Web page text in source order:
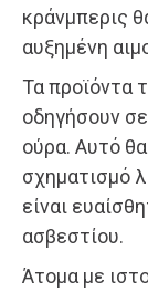
κράνμπερις
αυξημένη
Τα προϊόντα
οδηγήσουν
ούρα. Αυτό
σχηματισμό
είναι
ασβεστίου.
Άτομα με